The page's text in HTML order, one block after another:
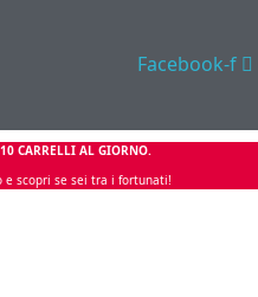
Facebook-f
CARRELLI AL GIORNO.
e scopri se sei tra i fortunati!